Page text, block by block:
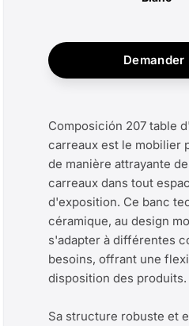
Composición 207 table
carreaux est le mobilier
de manière attrayante
carreaux dans tout
d'exposition. Ce banc
céramique, au design
s'adapter à différentes
besoins, offrant une
disposition des produits.
Sa structure robuste et